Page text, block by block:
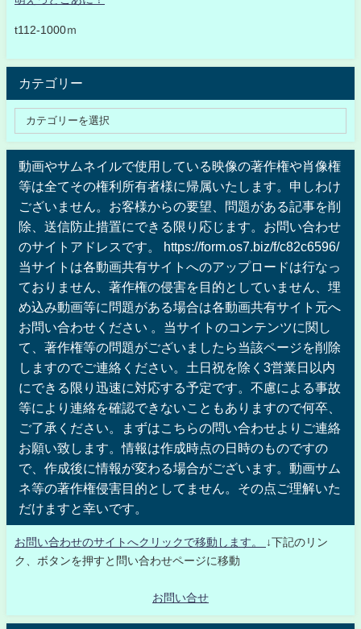
t112-1000ｍ
カテゴリー
動画やサムネイルで使用している映像の著作権や肖像権
等は全てその権利所有者様に帰属いたします。申しわけ
ございません。お客様からの要望、問題がある記事を削
除、送信防止措置にできる限り応じます。お問い合わせ
のサイトアドレスです。 https://form.os7.biz/f/c82c6596/
当サイトは各動画共有サイトへのアップロードは行なっ
ておりません、著作権の侵害を目的としていません、埋
め込み動画等に問題がある場合は各動画共有サイト元へ
お問い合わせください 。当サイトのコンテンツに関し
て、著作権等の問題がございましたら当該ページを削除
しますのでご連絡ください。土日祝を除く3営業日以内
にできる限り迅速に対応する予定です。不慮による事故
等により連絡を確認できないこともありますので何卒、
ご了承ください。まずはこちらの問い合わせよりご連絡
お願い致します。情報は作成時点の日時のものですの
で、作成後に情報が変わる場合がございます。動画サム
ネ等の著作権侵害目的としてません。その点ご理解いた
だけますと幸いです。
お問い合わせのサイトへクリックで移動します。
↓下記のリン
ク、ボタンを押すと問い合わせページに移動
お問い合せ